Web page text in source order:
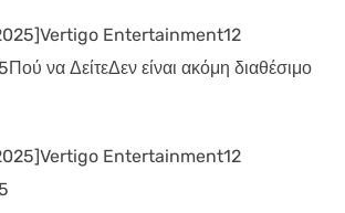
Entertainment12
να ΔείτεΔεν είναι ακόμη διαθέσιμο
Entertainment12